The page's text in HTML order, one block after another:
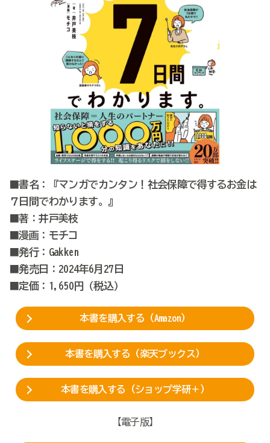
■書名：『マンガでカンタン！社会保障で得するお金は
７日間でわかります。』
■著：井戸美枝
■漫画：モチコ
■発行：Gakken
■発売日：2024年6月27日
■定価：1,650円（税込）
本書を購入する（Amazon）
本書を購入する（楽天ブックス）
本書を購入する（ショップ学研＋）
【電子版】